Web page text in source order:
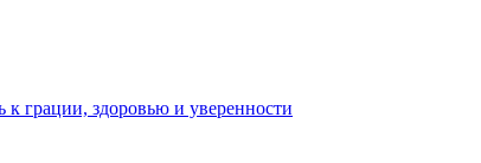
к грации, здоровью и уверенности